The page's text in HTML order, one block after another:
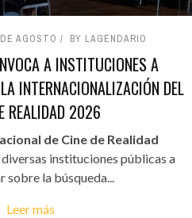
AGOSTO BY LAGENDARIO
A INSTITUCIONES A
INTERNACIONALIZACIÓN DEL
REALIDAD 2026
de Cine de Realidad
instituciones públicas a
sobre la búsqueda...
Leer más